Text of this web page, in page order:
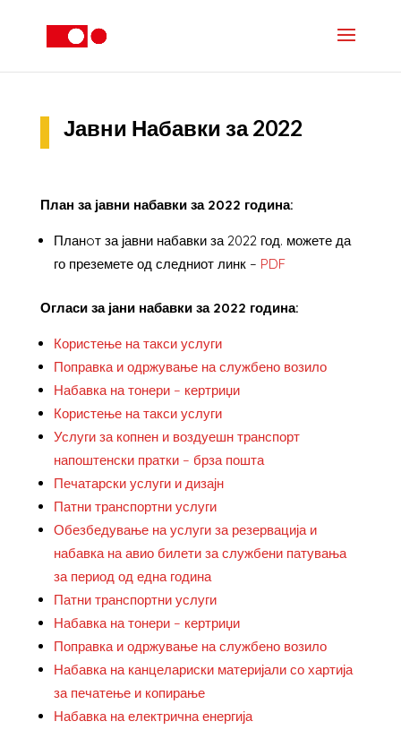
Јавни Набавки за 2022
План за јавни набавки за 2022 година:
Планoт за јавни набавки за 2022 год. можете да
го преземете од следниот линк – PDF
Огласи за јани набавки за 2022 година:
Користење на такси услуги
Поправка и одржување на службено возило
Набавка на тонери – кертриџи
Користење на такси услуги
Услуги за копнен и воздуешн транспорт
напоштенски пратки – брза пошта
Печатарски услуги и дизајн
Патни транспортни услуги
Обезбедување на услуги за резервација и
набавка на авио билети за службени патувања
за период од една година
Патни транспортни услуги
Набавка на тонери – кертриџи
Поправка и одржување на службено возило
Набавка на канцелариски материјали со хартија
за печатење и копирање
Набавка на електрична енергија